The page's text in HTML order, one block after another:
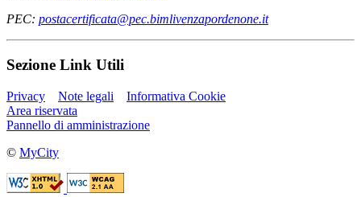
PEC: postacertificata@pec.bimlivenzapordenone.it
Sezione Link Utili
Privacy Note legali
Informativa Cookie
Area riservata
Pannello di amministrazione
© MyCity